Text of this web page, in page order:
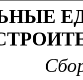
Сбо